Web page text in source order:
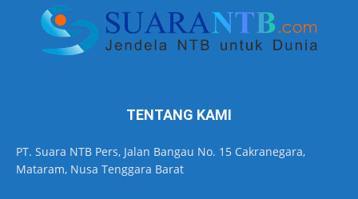
TENTANG KAMI
PT. Suara NTB Pers, Jalan Bangau No. 15 Cakranegara,
Mataram, Nusa Tenggara Barat